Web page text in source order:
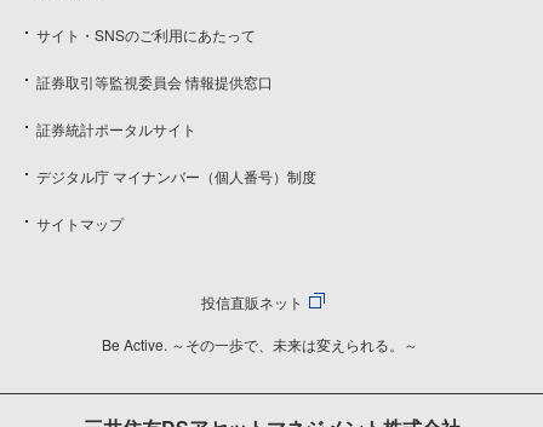
サイト・SNSのご利用にあたって
証券取引等監視委員会 情報提供窓口
証券統計ポータルサイト
デジタル庁 マイナンバー（個人番号）制度
サイトマップ
投信直販ネット
Be Active. ～その一歩で、未来は変えられる。～